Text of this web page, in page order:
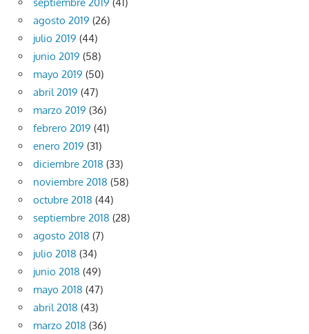
agosto 2019 (26)
julio 2019 (44)
junio 2019 (58)
mayo 2019 (50)
abril 2019 (47)
marzo 2019 (36)
febrero 2019 (41)
enero 2019 (31)
diciembre 2018 (33)
noviembre 2018 (58)
octubre 2018 (44)
septiembre 2018 (28)
agosto 2018 (7)
julio 2018 (34)
junio 2018 (49)
mayo 2018 (47)
abril 2018 (43)
marzo 2018 (36)